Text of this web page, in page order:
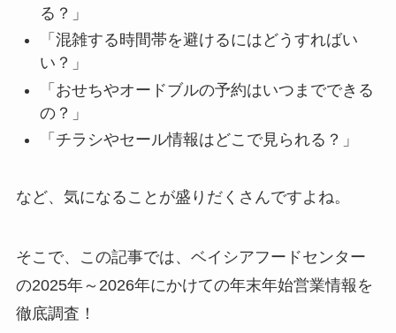
る？」
「混雑する時間帯を避けるにはどうすればい
い？」
「おせちやオードブルの予約はいつまでできる
の？」
「チラシやセール情報はどこで見られる？」
など、気になることが盛りだくさんですよね。
そこで、この記事では、ベイシアフードセンター
の2025年～2026年にかけての年末年始営業情報を
徹底調査！